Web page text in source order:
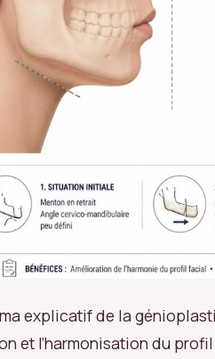
explicatif de la
et l’harmonisation du profil